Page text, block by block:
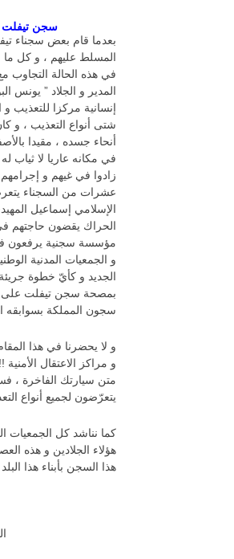
سجن تيفلت
بعدما قام بعض سجناء
المسلط عليهم ، و كل
في هذه الحالة التجاوب
المدير و الجلاد ” يونس
إنسانية مركزا للتعذيب
شتى أنواع التعذيب ، و
أنحاء جسده ، مقيدا
في مكانه عاريا لا ثياب
زادوا في غيهم و إجرامهم
عشرات من السجناء
الإسلامي إسماعيل
الحراك يقضون حاجتهم
مؤسسة سجنية يرفعون
و الجمعيات المدنية
الجديد و كأيّ خطوة
بمصحة سجن تيفلت على
سجون المملكة بسوابقه
و لا يحضرنا في هذا
و مراكز الاعتقال
متن سيارتك الفاخرة ،
يتعرّضون لجميع أنواع
كما نناشد كل الجمعيات
هؤلاء الجلادين و هذه
هذا السجن بأبناء هذا